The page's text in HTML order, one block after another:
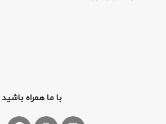
با ما همراه باشید